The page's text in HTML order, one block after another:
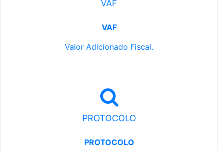
VAF
VAF
Valor Adicionado Fiscal.
PROTOCOLO
PROTOCOLO